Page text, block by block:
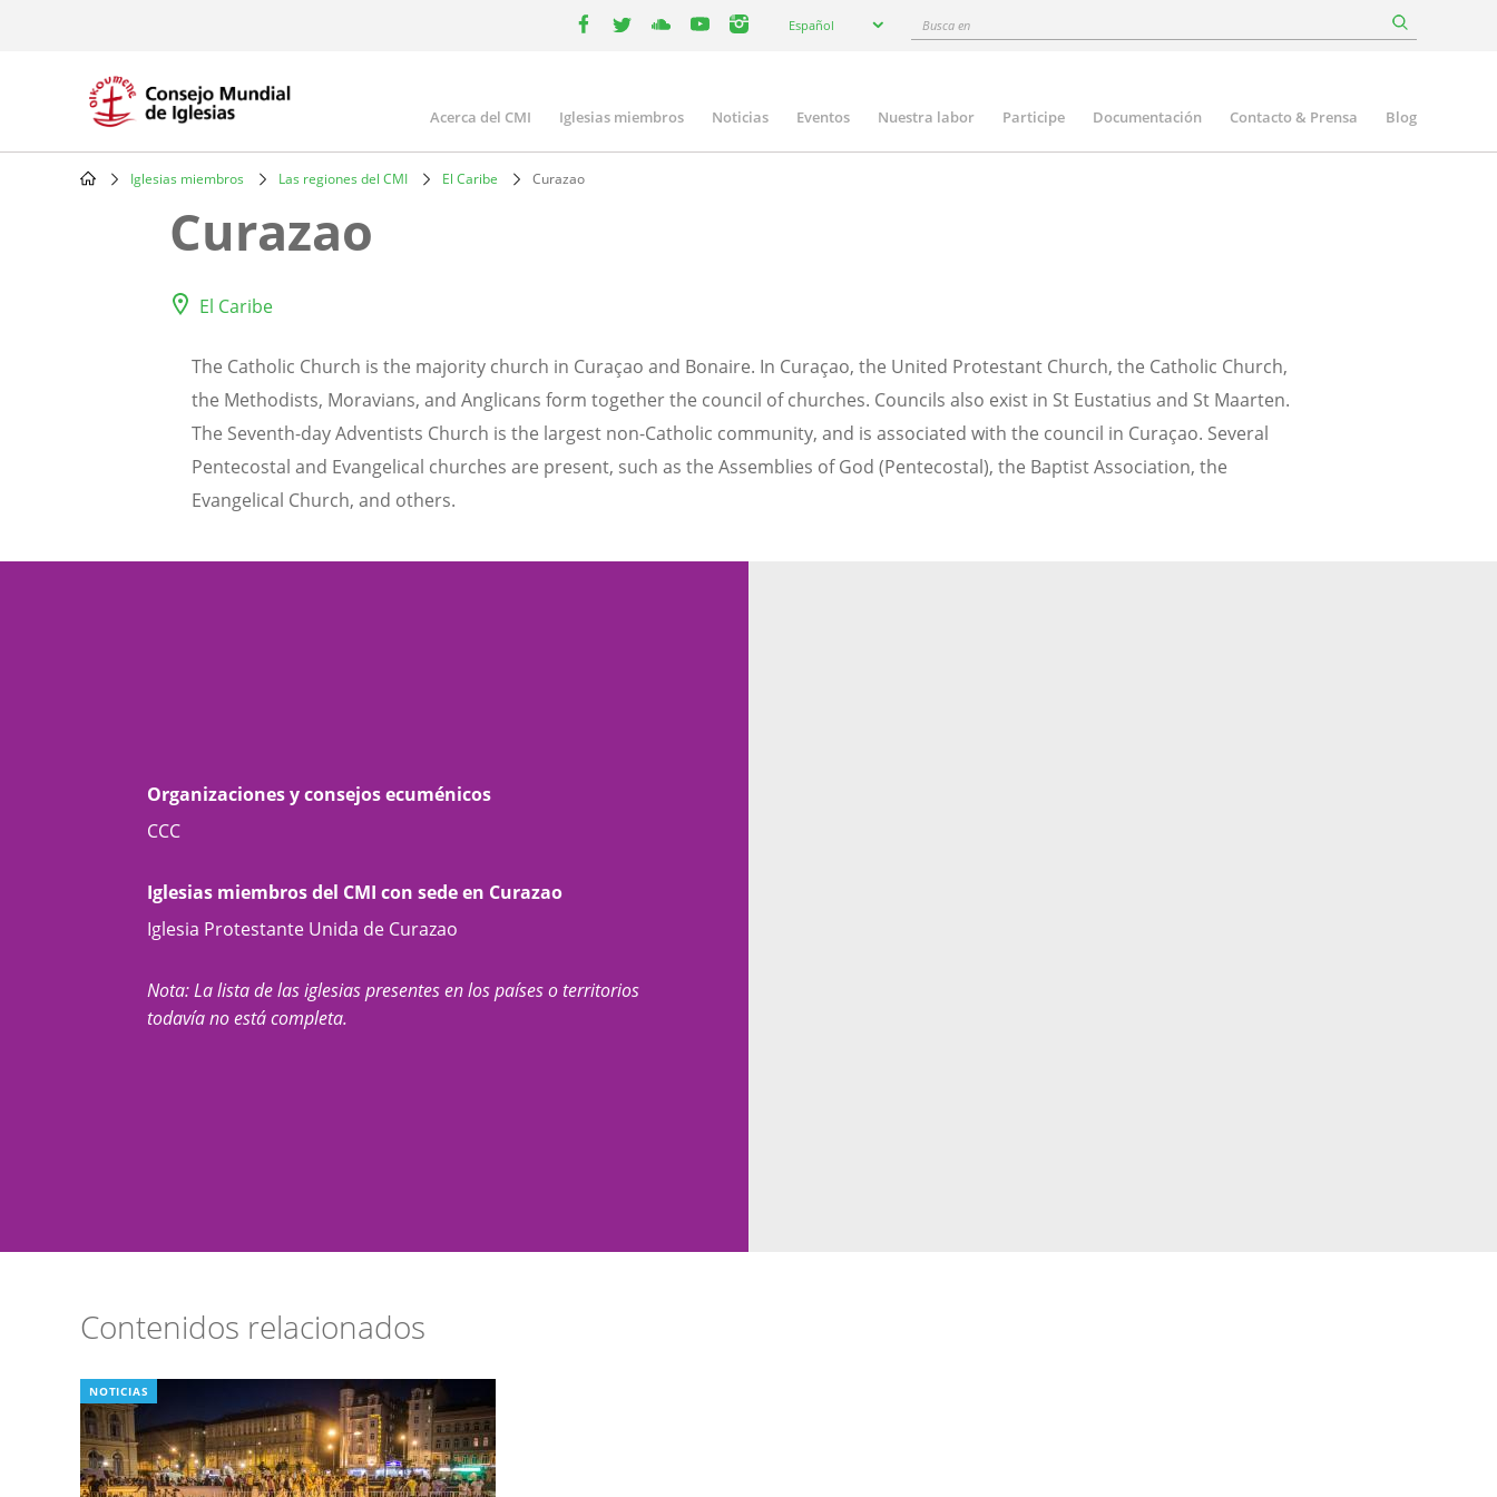
your
Español
Busca
Main
navigation
Acerca del CMI Iglesias miembros Noticias Eventos Nuestra labor Participe Documentación Contacto & Prensa Blog
Breadcrumb
Iglesias miembros Las regiones del CMI El Caribe Curazao
Curazao
El Caribe
The Catholic Church is the majority church in Curaçao and Bonaire. In Curaçao, the United Protestant Church, the Catholic Church,
the Methodists, Moravians, and Anglicans form together the council of churches. Councils also exist in St Eustatius and St Maarten.
The Seventh-day Adventists Church is the largest non-Catholic community, and is associated with the council in Curaçao. Several
Pentecostal and Evangelical churches are present, such as the Assemblies of God (Pentecostal), the Baptist Association, the
Evangelical Church, and others.
Organizaciones y consejos ecuménicos
CCC
Iglesias miembros del CMI con sede en Curazao
Iglesia Protestante Unida de Curazao
Nota: La lista de las iglesias presentes en los países o territorios
todavía no está completa.
Contenidos relacionados
NOTICIAS